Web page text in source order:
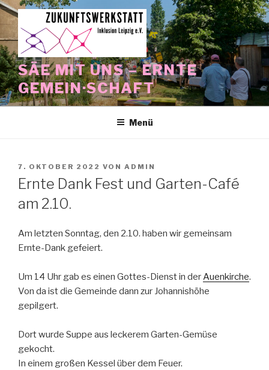
Zum
Inhalt
springen
SÄE MIT UNS – ERNTE
GEMEIN·SCHAFT
Menü
VERÖFFENTLICHT
AM
7. OKTOBER 2022 VON ADMIN
Ernte Dank Fest und Garten-Café
am 2.10.
Am letzten Sonntag, den 2.10. haben wir gemeinsam
Ernte-Dank gefeiert.
Um 14 Uhr gab es einen Gottes-Dienst in derAuenkirche.
Von da ist die Gemeinde dann zur Johannishöhe
gepilgert.
Dort wurde Suppe aus leckerem Garten-Gemüse
gekocht.
In einem großen Kessel über dem Feuer.